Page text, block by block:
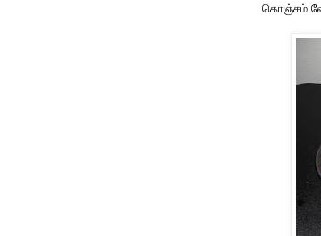
கொஞ்சம்